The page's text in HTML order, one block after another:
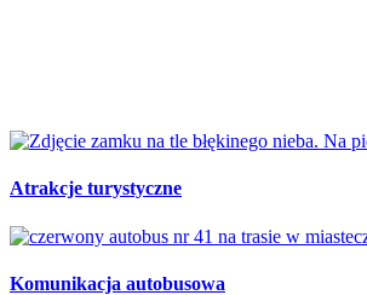
Atrakcje turystyczne
Komunikacja autobusowa